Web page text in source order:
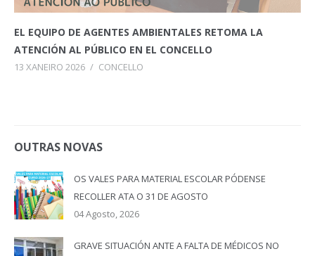
EL EQUIPO DE AGENTES AMBIENTALES RETOMA LA
ATENCIÓN AL PÚBLICO EN EL CONCELLO
13 XANEIRO 2026 / CONCELLO
OUTRAS NOVAS
OS VALES PARA MATERIAL ESCOLAR PÓDENSE
RECOLLER ATA O 31 DE AGOSTO
04 Agosto, 2026
GRAVE SITUACIÓN ANTE A FALTA DE MÉDICOS NO